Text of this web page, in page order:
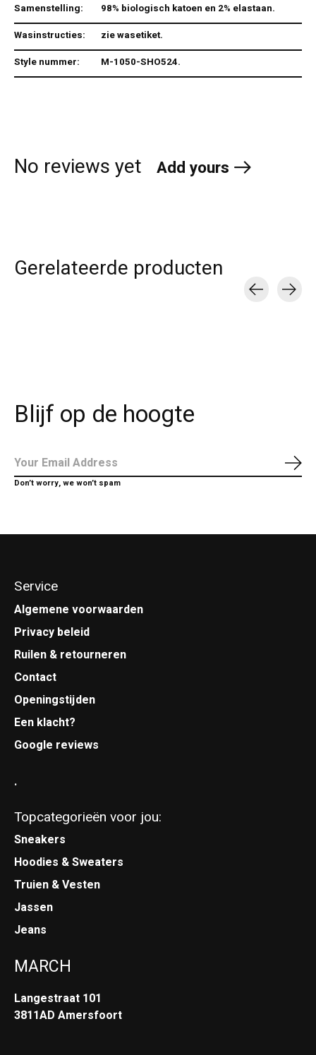
Samenstelling:
98% biologisch katoen en 2% elastaan.
Wasinstructies:
zie wasetiket.
Style nummer:
M-1050-SHO524.
No reviews yet Add yours
Gerelateerde producten
Blijf op de hoogte
Don’t worry, we won’t spam
Service
Algemene voorwaarden
Privacy beleid
Ruilen & retourneren
Contact
Openingstijden
Een klacht?
Google reviews
.
Topcategorieën voor jou:
Sneakers
Hoodies & Sweaters
Truien & Vesten
Jassen
Jeans
MARCH
Langestraat 101
3811AD Amersfoort